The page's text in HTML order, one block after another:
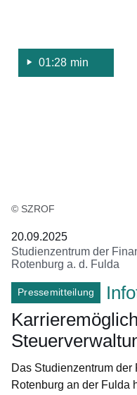
Justiz
Rotenburg
01:28 min
© SZROF
20.09.2025
Studienzentrum der
Rotenburg a. d. Fulda
Pressemitteilung
Das Studienzentrum
Rotenburg an der Fulda